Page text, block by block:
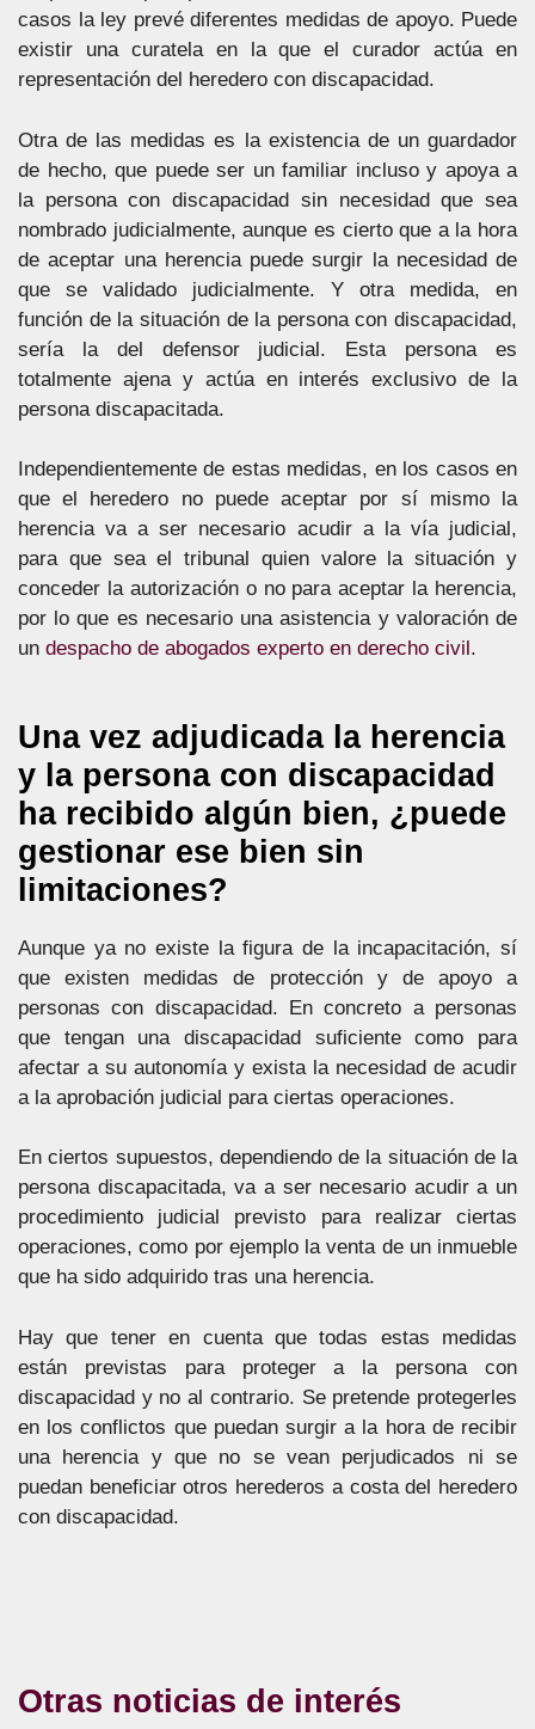
casos la ley prevé diferentes medidas de apoyo. Puede
existir una curatela en la que el curador actúa en
representación del heredero con discapacidad.
Otra de las medidas es la existencia de un guardador
de hecho, que puede ser un familiar incluso y apoya a
la persona con discapacidad sin necesidad que sea
nombrado judicialmente, aunque es cierto que a la hora
de aceptar una herencia puede surgir la necesidad de
que se validado judicialmente. Y otra medida, en
función de la situación de la persona con discapacidad,
sería la del defensor judicial. Esta persona es
totalmente ajena y actúa en interés exclusivo de la
persona discapacitada.
Independientemente de estas medidas, en los casos en
que el heredero no puede aceptar por sí mismo la
herencia va a ser necesario acudir a la vía judicial,
para que sea el tribunal quien valore la situación y
conceder la autorización o no para aceptar la herencia,
por lo que es necesario una asistencia y valoración de
un despacho de abogados experto en derecho civil.
Una vez adjudicada la herencia
y la persona con discapacidad
ha recibido algún bien, ¿puede
gestionar ese bien sin
limitaciones?
Aunque ya no existe la figura de la incapacitación, sí
que existen medidas de protección y de apoyo a
personas con discapacidad. En concreto a personas
que tengan una discapacidad suficiente como para
afectar a su autonomía y exista la necesidad de acudir
a la aprobación judicial para ciertas operaciones.
En ciertos supuestos, dependiendo de la situación de la
persona discapacitada, va a ser necesario acudir a un
procedimiento judicial previsto para realizar ciertas
operaciones, como por ejemplo la venta de un inmueble
que ha sido adquirido tras una herencia.
Hay que tener en cuenta que todas estas medidas
están previstas para proteger a la persona con
discapacidad y no al contrario. Se pretende protegerles
en los conflictos que puedan surgir a la hora de recibir
una herencia y que no se vean perjudicados ni se
puedan beneficiar otros herederos a costa del heredero
con discapacidad.
Otras noticias de interés